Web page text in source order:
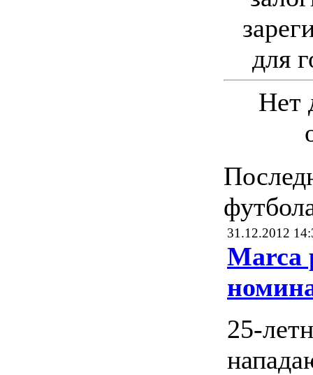
для
Нет
31.12.2012
Marca
25-